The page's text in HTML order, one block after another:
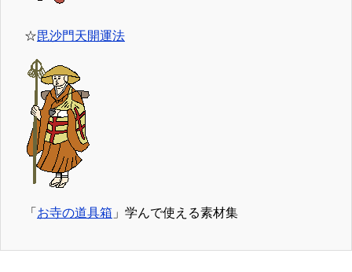
☆毘沙門天開運法
「 お寺の道具箱 」学んで使える素材集